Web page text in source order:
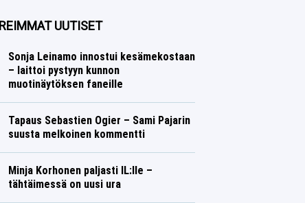
UUTISET
Sonja Leinamo innostui kesämekostaan
– laittoi pystyyn kunnon
muotinäytöksen faneille
Tapaus Sebastien Ogier – Sami Pajarin
suusta melkoinen kommentti
Minja Korhonen paljasti IL:lle –
tähtäimessä on uusi ura